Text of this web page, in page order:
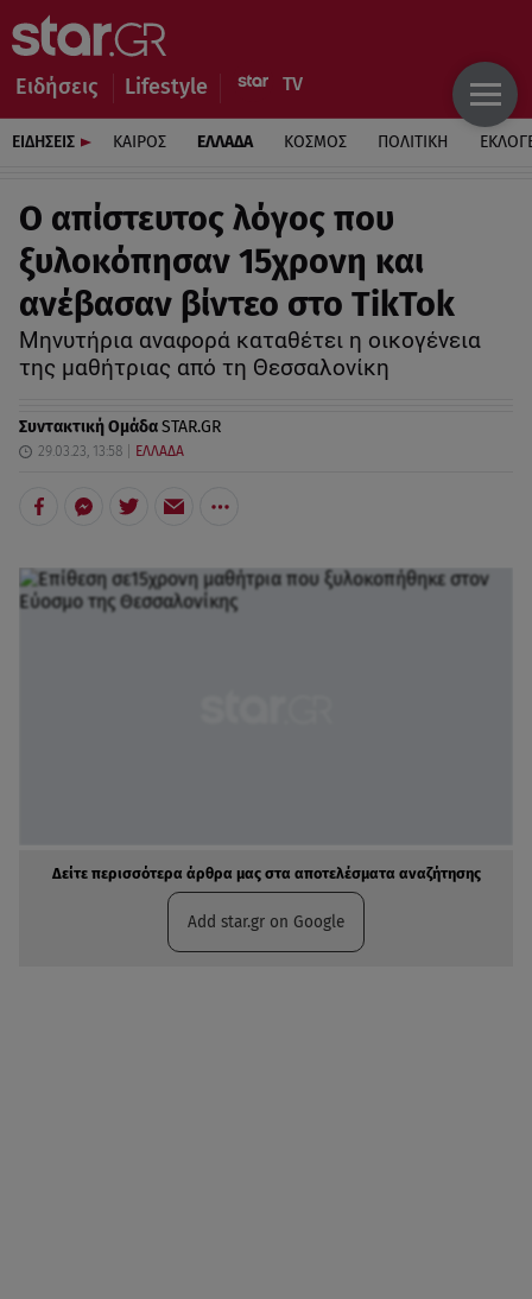
Ειδήσεις Lifestyle
ΕΙΔΗΣΕΙΣ ΚΑΙΡΟΣ ΕΛΛΑΔΑ ΚΟΣΜΟΣ ΠΟΛΙΤΙΚΗ
Ο απίστευτος λόγος που
ξυλοκόπησαν 15χρονη και
ανέβασαν βίντεο στο TikTok
Μηνυτήρια αναφορά καταθέτει η οικογένεια
της μαθήτριας από τη Θεσσαλονίκη
Συντακτική ΟμάδαSTAR.GR
29.03.23, 13:58 ΕΛΛΑΔΑ
Δείτε περισσότερα άρθρα μας στα αποτελέσματα αναζήτησης
Add star.gr on Google